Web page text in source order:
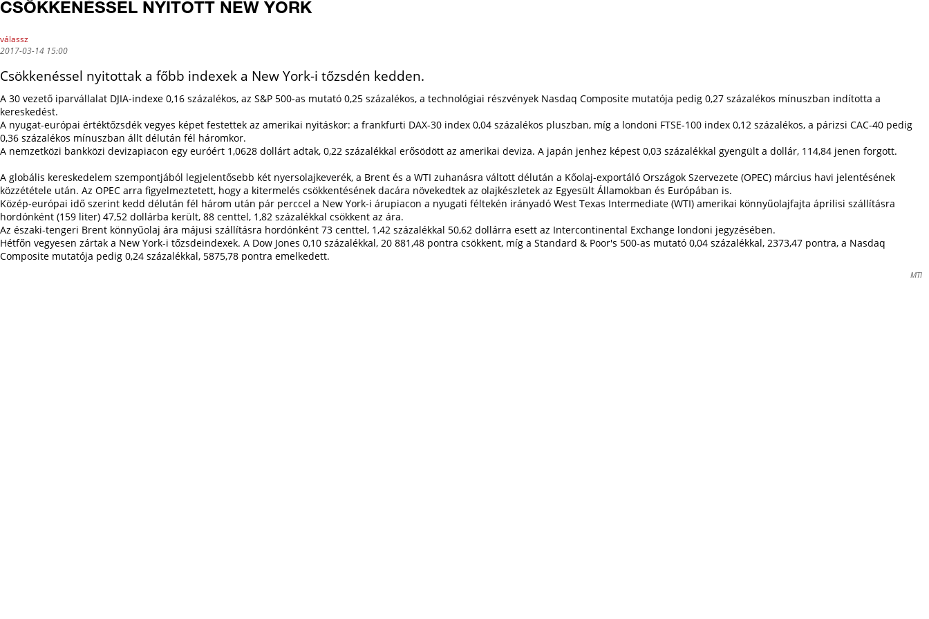
CSÖKKENÉSSEL NYITOTT NEW YORK
válassz
2017-03-14 15:00
Csökkenéssel nyitottak a főbb indexek a New York-i tőzsdén kedden.
A 30 vezető iparvállalat DJIA-indexe 0,16 százalékos, az S&P 500-as mutató 0,25 százalékos, a technológiai részvények Nasdaq Composite mutatója pedig 0,27 százalékos mínuszban indította a
kereskedést.
A nyugat-európai értéktőzsdék vegyes képet festettek az amerikai nyitáskor: a frankfurti DAX-30 index 0,04 százalékos pluszban, míg a londoni FTSE-100 index 0,12 százalékos, a párizsi CAC-40 pedig
0,36 százalékos mínuszban állt délután fél háromkor.
A nemzetközi bankközi devizapiacon egy euróért 1,0628 dollárt adtak, 0,22 százalékkal erősödött az amerikai deviza. A japán jenhez képest 0,03 százalékkal gyengült a dollár, 114,84 jenen forgott.
A globális kereskedelem szempontjából legjelentősebb két nyersolajkeverék, a Brent és a WTI zuhanásra váltott délután a Kőolaj-exportáló Országok Szervezete (OPEC) március havi jelentésének
közzététele után. Az OPEC arra figyelmeztetett, hogy a kitermelés csökkentésének dacára növekedtek az olajkészletek az Egyesült Államokban és Európában is.
Közép-európai idő szerint kedd délután fél három után pár perccel a New York-i árupiacon a nyugati féltekén irányadó West Texas Intermediate (WTI) amerikai könnyűolajfajta áprilisi szállításra
hordónként (159 liter) 47,52 dollárba került, 88 centtel, 1,82 százalékkal csökkent az ára.
Az északi-tengeri Brent könnyűolaj ára májusi szállításra hordónként 73 centtel, 1,42 százalékkal 50,62 dollárra esett az Intercontinental Exchange londoni jegyzésében.
Hétfőn vegyesen zártak a New York-i tőzsdeindexek. A Dow Jones 0,10 százalékkal, 20 881,48 pontra csökkent, míg a Standard & Poor's 500-as mutató 0,04 százalékkal, 2373,47 pontra, a Nasdaq
Composite mutatója pedig 0,24 százalékkal, 5875,78 pontra emelkedett.
MTI